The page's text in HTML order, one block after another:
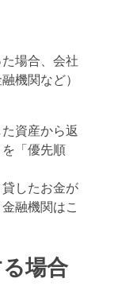
場合、会社
機関など）
資産から返
「優先順
したお金が
融機関はこ
場合